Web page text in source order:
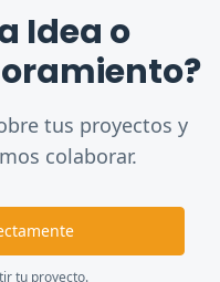
Idea o
tus proyectos y
colaborar.
tu proyecto.